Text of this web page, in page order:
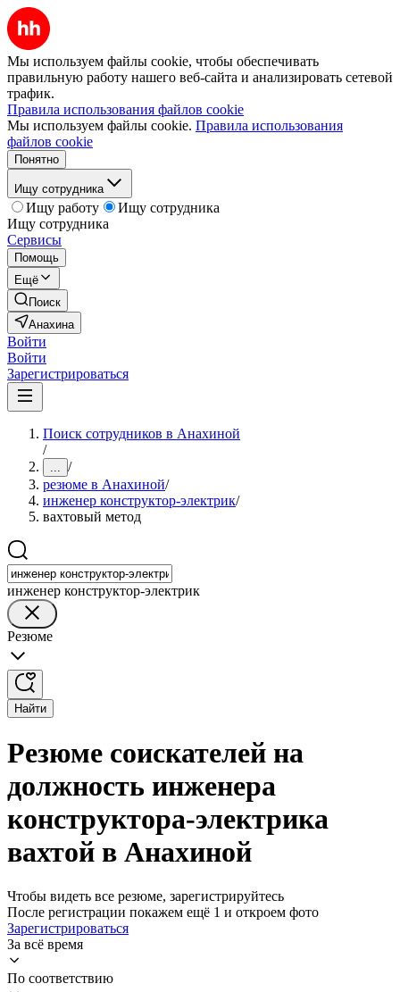
Мы используем файлы cookie, чтобы обеспечивать
правильную работу нашего веб-сайта и анализировать сетевой
трафик.
Правила использования файлов cookie
Мы используем файлы cookie. Правила использования
файлов cookie
Понятно
Ищу сотрудника
Ищу работу
Ищу сотрудника
Ищу сотрудника
Сервисы
Помощь
Ещё
Поиск
Анахина
Войти
Войти
Зарегистрироваться
Поиск сотрудников в Анахиной
/
... /
резюме в Анахиной/
инженер конструктор-электрик/
вахтовый метод
инженер конструктор-электрик
Резюме
Найти
Резюме соискателей на
должность инженера
конструктора-электрика
вахтой в Анахиной
Чтобы видеть все резюме, зарегистрируйтесь
После регистрации покажем ещё 1 и откроем фото
Зарегистрироваться
За всё время
По соответствию